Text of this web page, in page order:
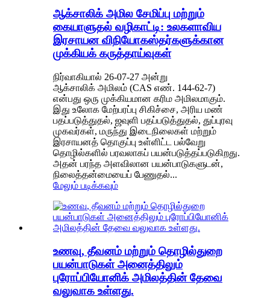
ஆக்சாலிக் அமில சேமிப்பு மற்றும்
கையாளுதல் வழிகாட்டி: உலகளாவிய
இரசாயன விநியோகஸ்தர்களுக்கான
முக்கியக் கருத்தாய்வுகள்
நிர்வாகியால் 26-07-27 அன்று
ஆக்சாலிக் அமிலம் (CAS எண். 144-62-7)
என்பது ஒரு முக்கியமான கரிம அமிலமாகும்.
இது உலோக மேற்பரப்பு சிகிச்சை, அரிய மண்
பதப்படுத்துதல், ஜவுளி பதப்படுத்துதல், துப்புரவு
முகவர்கள், மருந்து இடைநிலைகள் மற்றும்
இரசாயனத் தொகுப்பு உள்ளிட்ட பல்வேறு
தொழில்களில் பரவலாகப் பயன்படுத்தப்படுகிறது.
அதன் பரந்த அளவிலான பயன்பாடுகளுடன்,
நிலைத்தன்மையைப் பேணுதல்...
மேலும் படிக்கவும்
உணவு, தீவனம் மற்றும் தொழில்துறை
பயன்பாடுகள் அனைத்திலும்
புரோப்பியோனிக் அமிலத்தின் தேவை
வலுவாக உள்ளது.